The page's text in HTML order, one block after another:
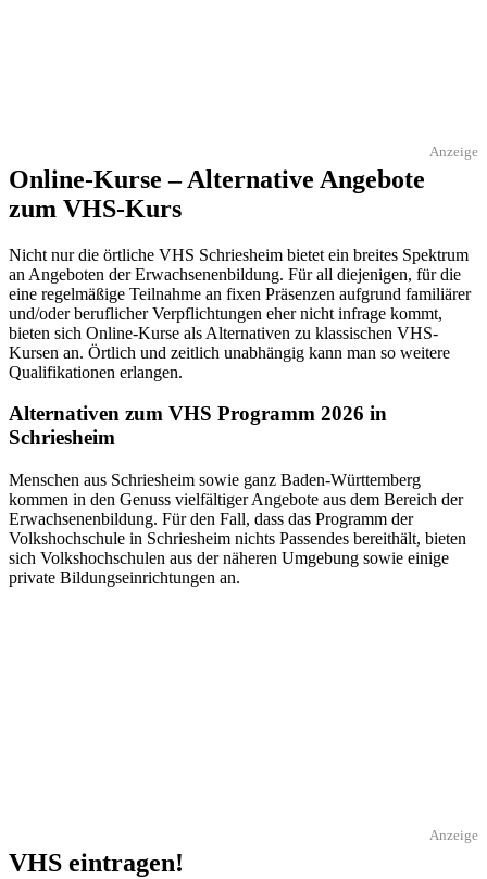
Anzeige
Online-Kurse – Alternative Angebote
zum VHS-Kurs
Nicht nur die örtliche VHS Schriesheim bietet ein breites Spektrum
an Angeboten der Erwachsenenbildung. Für all diejenigen, für die
eine regelmäßige Teilnahme an fixen Präsenzen aufgrund familiärer
und/oder beruflicher Verpflichtungen eher nicht infrage kommt,
bieten sich Online-Kurse als Alternativen zu klassischen VHS-
Kursen an. Örtlich und zeitlich unabhängig kann man so weitere
Qualifikationen erlangen.
Alternativen zum VHS Programm 2026 in
Schriesheim
Menschen aus Schriesheim sowie ganz Baden-Württemberg
kommen in den Genuss vielfältiger Angebote aus dem Bereich der
Erwachsenenbildung. Für den Fall, dass das Programm der
Volkshochschule in Schriesheim nichts Passendes bereithält, bieten
sich Volkshochschulen aus der näheren Umgebung sowie einige
private Bildungseinrichtungen an.
Anzeige
VHS eintragen!